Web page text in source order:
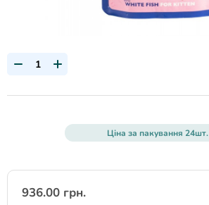
Ціна за пакування 24шт.
936.00 грн.